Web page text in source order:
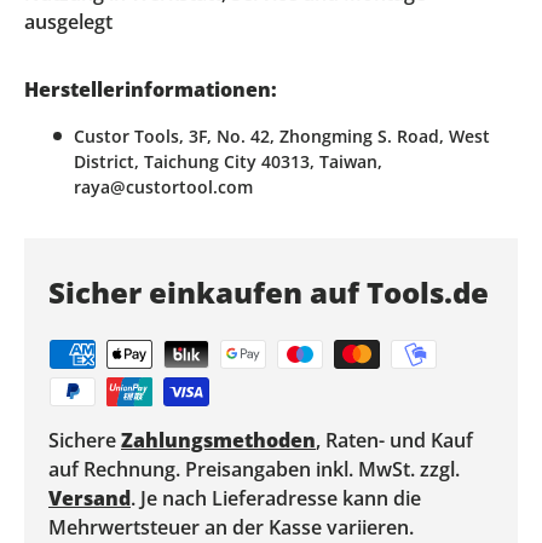
ausgelegt
Herstellerinformationen:
Custor Tools, 3F, No. 42, Zhongming S. Road, West
District, Taichung City 40313, Taiwan,
raya@custortool.com
Sicher einkaufen auf Tools.de
SichereZahlungsmethoden, Raten- und Kauf
auf Rechnung. Preisangaben inkl. MwSt. zzgl.
Versand. Je nach Lieferadresse kann die
Mehrwertsteuer an der Kasse variieren.